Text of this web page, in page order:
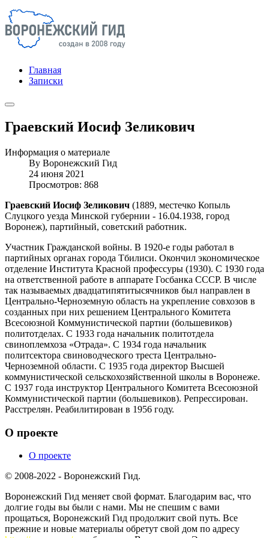
Главная
Записки
Граевский Иосиф Зеликович
Информация о материале
By Воронежский Гид
24 июня 2021
Просмотров: 868
Граевский Иосиф Зеликович (1889, местечко Копыль
Слуцкого уезда Минской губернии - 16.04.1938, город
Воронеж), партийный, советский работник.
Участник Гражданской войны. В 1920-е годы работал в
партийных органах города Тбилиси. Окончил экономическое
отделение Института Красной профессуры (1930). С 1930 года
на ответственной работе в аппарате Госбанка СССР. В числе
так называемых двадцатипятитысячников был направлен в
Центрально-Черноземную область на укрепление совхозов в
созданных при них решением Центрального Комитета
Всесоюзной Коммунистической партии (большевиков)
политотделах. С 1933 года начальник политотдела
свиноплемхоза «Отрада». С 1934 года начальник
политсектора свиноводческого треста Центрально-
Черноземной области. С 1935 года директор Высшей
коммунистической сельскохозяйственной школы в Воронеже.
С 1937 года инструктор Центрального Комитета Всесоюзной
Коммунистической партии (большевиков). Репрессирован.
Расстрелян. Реабилитирован в 1956 году.
О проекте
О проекте
© 2008-2022 - Воронежский Гид.
Воронежский Гид меняет свой формат. Благодарим вас, что
долгие годы вы были с нами. Мы не спешим с вами
прощаться, Воронежский Гид продолжит свой путь. Все
прежние и новые материалы обретут свой дом по адресу